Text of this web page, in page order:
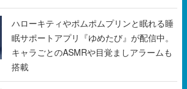
ハローキティやポムポムプリンと眠れる睡
眠サポートアプリ『ゆめたび』が配信中。
キャラごとのASMRや目覚ましアラームも
搭載